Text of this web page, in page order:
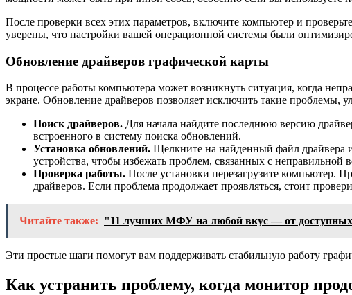
После проверки всех этих параметров, включите компьютер и
уверены, что настройки вашей операционной системы были
Обновление драйверов графической карты
В процессе работы компьютера может возникнуть ситуация, когда
экране. Обновление драйверов позволяет исключить такие проблемы,
Поиск драйверов. Для начала найдите последнюю версию
встроенного в систему поиска обновлений.
Установка обновлений. Щелкните на найденный файл драйвера
устройства, чтобы избежать проблем, связанных с неправильной
Проверка работы. После установки перезагрузите компьютер.
драйверов. Если проблема продолжает проявляться, стоит
Читайте также: "11 лучших МФУ на любой вкус — от доступных
Эти простые шаги помогут вам поддерживать стабильную работу
Как устранить проблему, когда монитор